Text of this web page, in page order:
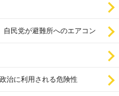
民党が避難所へのエアコン
治に利用される危険性